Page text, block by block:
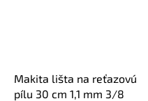
Makita lišta na reťazovú
pílu 30 cm 1,1 mm 3/8